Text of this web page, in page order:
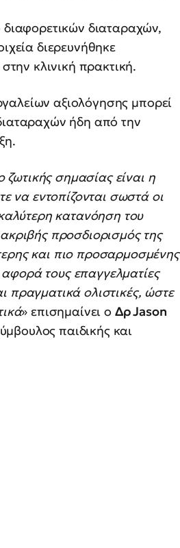
διαταραχών,
διερευνήθηκε
κλινική πρακτική.
αξιολόγησης μπορεί
ήδη από την
σημασίας είναι η
να εντοπίζονται σωστά οι
κατανόηση του
προσδιορισμός της
και πιο προσαρμοσμένης
τους επαγγελματίες
πραγματικά ολιστικές, ώστε
» επισημαίνει ο Δρ Jason
παιδικής και